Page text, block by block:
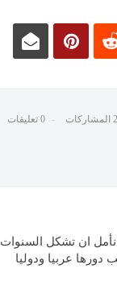
0 تعليقات
ان تشكل السنوات
دورها عربيا ودوليا